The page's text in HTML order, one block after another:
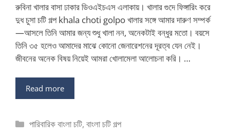
রুবিনা খালার বাসা ঢাকার ডিওএইচএস এলাকায়। খালার গুদে ফিঙ্গারিং করে
দুধ চুসা চটি গল্প khala choti golpo খালার সঙ্গে আমার দারুণ সম্পর্ক
—আসলে তিনি আমার জন্য শুধু খালা নন, অনেকটাই বন্ধুর মতো। বয়সে
তিনি ৩৫ হলেও আমাদের মাঝে কোনো জেনারেশনের দূরত্ব যেন নেই।
জীবনের অনেক বিষয় নিয়েই আমরা খোলামেলা আলোচনা করি। …
Read more
Categories
পারিবারিক বাংলা চটি,বাংলা চটি গল্প